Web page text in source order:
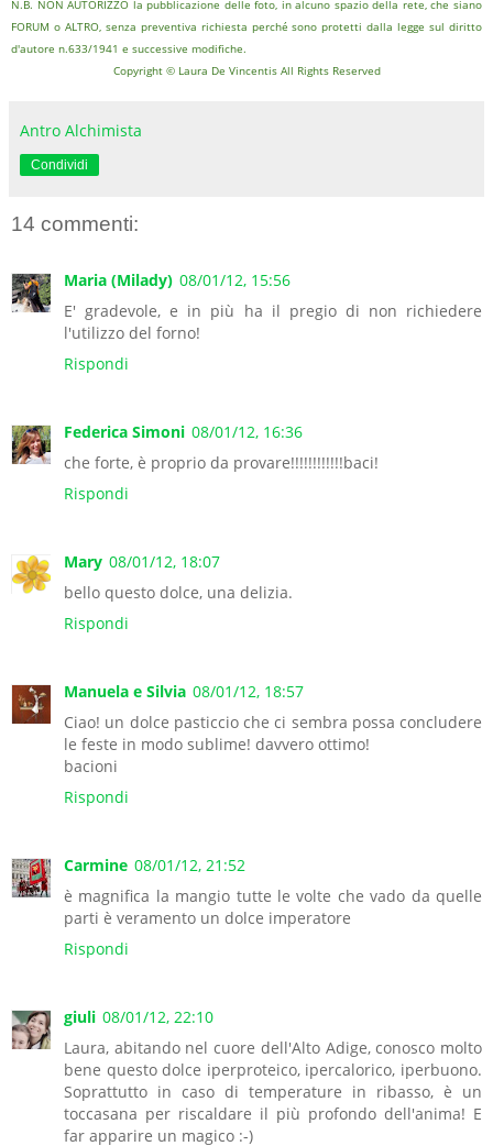
N.B. NON AUTORIZZO la pubblicazione delle foto, in alcuno spazio della rete, che siano
FORUM o ALTRO, senza preventiva richiesta perché sono protetti dalla legge sul diritto
d'autore n.633/1941 e successive modifiche.
Copyright © Laura De Vincentis All Rights Reserved
Antro Alchimista
Condividi
14 commenti:
Maria (Milady) 08/01/12, 15:56
E' gradevole, e in più ha il pregio di non richiedere
l'utilizzo del forno!
Rispondi
Federica Simoni 08/01/12, 16:36
che forte, è proprio da provare!!!!!!!!!!!!baci!
Rispondi
Mary 08/01/12, 18:07
bello questo dolce, una delizia.
Rispondi
Manuela e Silvia 08/01/12, 18:57
Ciao! un dolce pasticcio che ci sembra possa concludere
le feste in modo sublime! davvero ottimo!
bacioni
Rispondi
Carmine 08/01/12, 21:52
è magnifica la mangio tutte le volte che vado da quelle
parti è veramento un dolce imperatore
Rispondi
giuli 08/01/12, 22:10
Laura, abitando nel cuore dell'Alto Adige, conosco molto
bene questo dolce iperproteico, ipercalorico, iperbuono.
Soprattutto in caso di temperature in ribasso, è un
toccasana per riscaldare il più profondo dell'anima! E
far apparire un magico :-)